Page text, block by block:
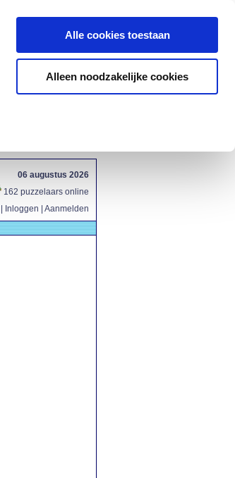
Alle cookies toestaan
Alleen noodzakelijke cookies
06 augustus 2026
162 puzzelaars online
Inloggen Aanmelden